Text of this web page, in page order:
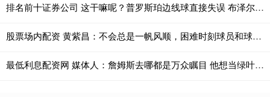
排名前十证券公司 这干嘛呢？普罗斯珀边线球直接失误 布泽尔望球兴叹接不到
股票场内配资 黄紫昌：不会总是一帆风顺，困难时刻球员和球迷更要团结起来
最低利息配资网 媒体人：詹姆斯去哪都是万众瞩目 他想当绿叶现实也不允许